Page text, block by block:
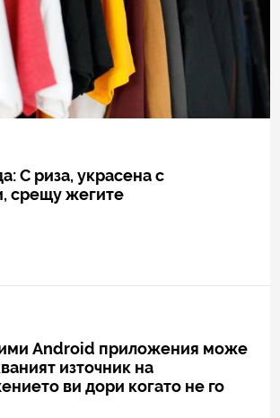
С риза, украсена с
срещу жегите
Android приложения може
източник на
ви дори когато не го